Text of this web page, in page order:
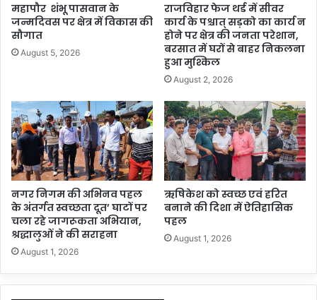
महापौर शंभू पासवान के
जन्मदिवस पर क्षेत्र में विकास की
सौगात
August 5, 2026
राजविहार फेज थर्ड में सीवर
कार्य के पश्चात् सड़को का कार्य न
होने पर क्षेत्र की जनता परेशान,
बरसात में घरों से बाहर निकलना
हुआ मुश्किल
August 2, 2026
नगर निगम की अभिनव पहल
के अंतर्गत स्वच्छता दूत’ घाटों पर
चला रहे जागरूकता अभियान,
श्रद्धालुओं ने की सराहना
August 1, 2026
ऋषिकेश को स्वच्छ एवं हरित
बनाने की दिशा में ऐतिहासिक
पहल
August 1, 2026